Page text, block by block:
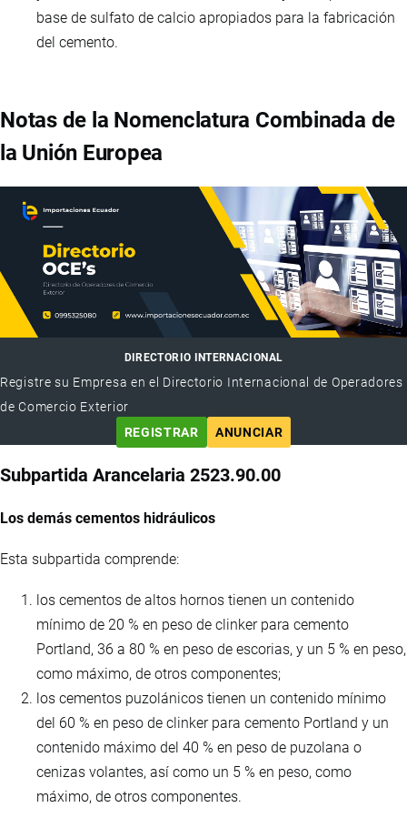
base de sulfato de calcio apropiados para la fabricación
del cemento.
Notas de la Nomenclatura Combinada de
la Unión Europea
DIRECTORIO INTERNACIONAL
Registre su Empresa en el Directorio Internacional de Operadores
de Comercio Exterior
REGISTRAR
ANUNCIAR
Subpartida Arancelaria 2523.90.00
Los demás cementos hidráulicos
Esta subpartida comprende:
los cementos de altos hornos tienen un contenido
mínimo de 20 % en peso de clinker para cemento
Portland, 36 a 80 % en peso de escorias, y un 5 % en peso,
como máximo, de otros componentes;
los cementos puzolánicos tienen un contenido mínimo
del 60 % en peso de clinker para cemento Portland y un
contenido máximo del 40 % en peso de puzolana o
cenizas volantes, así como un 5 % en peso, como
máximo, de otros componentes.